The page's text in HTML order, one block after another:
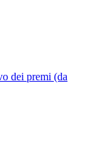
dei premi (da